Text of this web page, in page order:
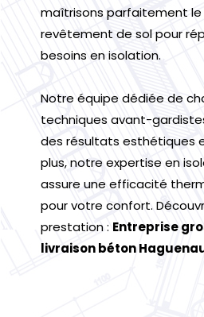
maîtrisons parfaitement
revêtement de sol pour
besoins en isolation.
Notre équipe dédiée de
techniques avant-
des résultats esthétiques
plus, notre expertise en
assure une efficacité
pour votre confort.
prestation : Entreprise
livraison béton